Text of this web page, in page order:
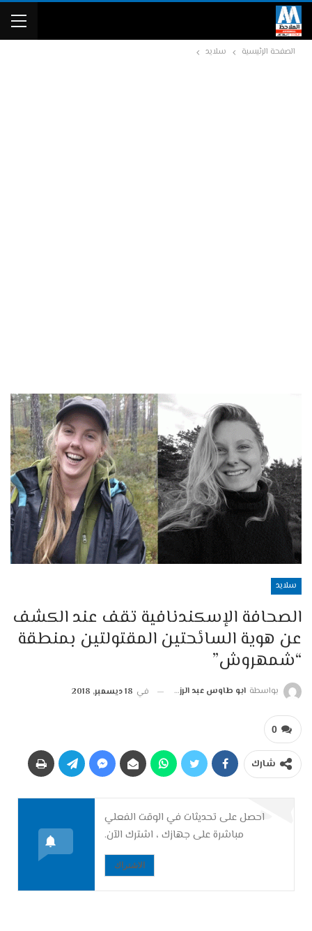
الصفحة الرئيسية سلايد
سلايد
الصحافة الإسكندنافية تقف عند الكشف
عن هوية السائحتين المقتولتين بمنطقة
“شمهروش”
بواسطة ابو طاوس عبد الرزاق في 18 ديسمبر, 2018
0
شارك
احصل على تحديثات في الوقت الفعلي
مباشرة على جهازك ، اشترك الآن.
الاشتراك